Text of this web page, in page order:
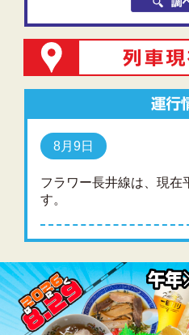
8月9日
フラワー長井線は、現在
す。